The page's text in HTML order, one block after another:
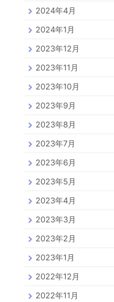
2024年4月
2024年1月
2023年12月
2023年11月
2023年10月
2023年9月
2023年8月
2023年7月
2023年6月
2023年5月
2023年4月
2023年3月
2023年2月
2023年1月
2022年12月
2022年11月